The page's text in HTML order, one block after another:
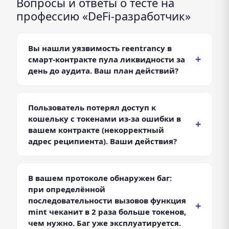
профессию «DeFi-разработчик»
Вы нашли уязвимость reentrancy в
смарт-контракте пула ликвидности за
день до аудита. Ваш план действий?
переписываю тесты, чтобы успеть к аудиту.,
Сообщаю команде и предлагаю отложить аудит
на неделю, чтобы провести полное
исследование., Ничего не делаю — аудиторы
всё равно найдут, а я не хочу нарушать
Пользователь потерял доступ к
кошельку с токенами из-за ошибки в
вашем контракте (некорректный
адрес реципиента). Ваши действия?
админ-функцию (если она есть) или предлагаю
хардфорк с компенсацией., Объясняю
пользователю, что блокчейн необратим, и
предлагаю обратиться к сообществу за
помощью., Говорю, что это его
В вашем протоколе обнаружен баг:
при определённой
последовательности вызовов функция
mint чеканит в 2 раза больше токенов,
чем нужно. Баг уже эксплуатируется.